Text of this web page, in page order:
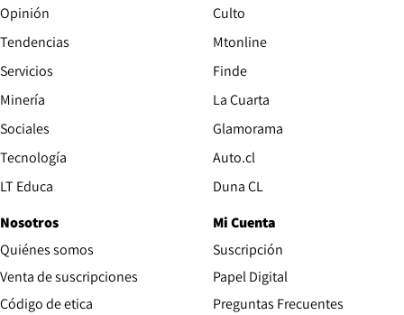
Opinión
Tendencias
Servicios
Minería
Sociales
Tecnología
LT Educa
Culto
Mtonline
Finde
La Cuarta
Glamorama
Auto.clOpens in new window
Duna CLOpens in new window
Nosotros
Quiénes somos
Venta de suscripciones
Código de etica Opens in new window
Mi Cuenta
Suscripción
Papel DigitalOpens in new
Preguntas Frecuentes